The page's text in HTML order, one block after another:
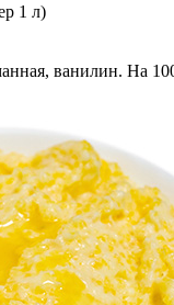
1 л)
ванилин. На